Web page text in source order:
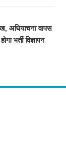
अधियाचना वापस
भर्ती विज्ञापन